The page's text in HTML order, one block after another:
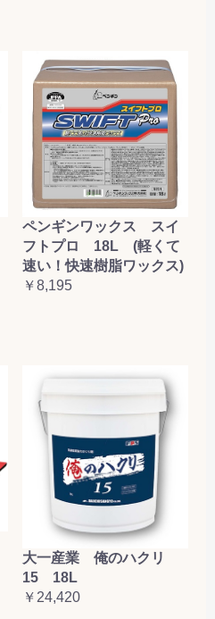
ペンギンワックス スイ
フトプロ 18L (軽くて
速い！快速樹脂ワックス)
￥8,195
大一産業 俺のハクリ
15 18L
￥24,420